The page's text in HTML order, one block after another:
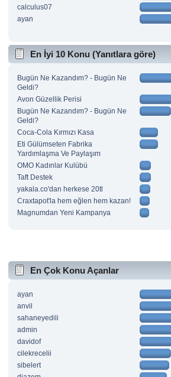
calculus07
ayan
En İyi 10 Konu (Yanıtlara göre)
Bugün Ne Kazandım? - Bugün Ne
Geldi?
Avon Güzellik Perisi
Bugün Ne Kazandım? - Bugün Ne
Geldi?
Coca-Cola Kırmızı Kasa
Eti Gülümseten Fabrika
Yardımlaşma Ve Paylaşım
OMO Kadınlar Kulübü
Taft Destek
yakala.co'dan herkese 20tl
Craxtapot'la hem eğlen hem kazan!
Magnumdan Yeni Kampanya
En Çok Konu Açanlar
ayan
anvil
sahaneyedili
admin
davidof
cilekrecelii
sibelert